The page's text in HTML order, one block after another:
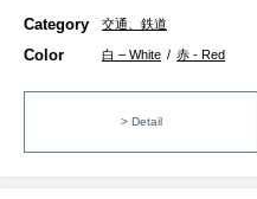
Category 交通、鉄道
Color 白 – White / 赤 - Red
> Detail